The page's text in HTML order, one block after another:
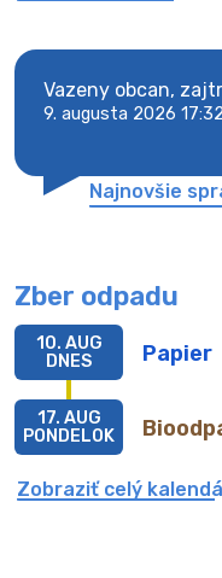
Vazeny obcan,
9. augusta 2026 17:32
Najnovšie
Zber odpadu
Papier
10. AUG
DNES
17. AUG
PONDELOK
Zobraziť celý